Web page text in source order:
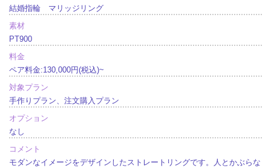
結婚指輪 マリッジリング
素材
PT900
料金
ペア料金:130,000円(税込)~
対象プラン
手作りプラン、注文購入プラン
オプション
なし
コメント
モダンなイメージをデザインしたストレートリングです。人とかぶらな